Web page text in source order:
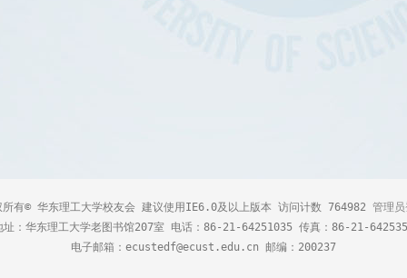
所有© 华东理工大学校友会 建议使用IE6.0及以上版本 访问计数 764982 管理
址：华东理工大学老图书馆207室 电话：86-21-64251035 传真：86-21-
电子邮箱：ecustedf@ecust.edu.cn 邮编：200237